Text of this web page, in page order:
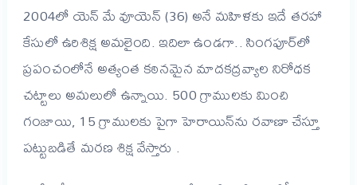
2004లో యెన్‌ మే వూయెన్‌ (36) అనే మహిళకు ఇదే తరహా
కేసులో ఉరిశిక్ష అమలైంది. ఇదిలా ఉండగా.. సింగపూర్‌లో
ప్రపంచంలోనే అత్యంత కఠినమైన మాదకద్రవ్యాల నిరోధక
చట్టాలు అమలులో ఉన్నాయి. 500 గ్రాములకు మించి
గంజాయి, 15 గ్రాములకు పైగా హెరాయిన్‌ను రవాణా చేస్తూ
పట్టుబడితే మరణ శిక్ష వేస్తారు .